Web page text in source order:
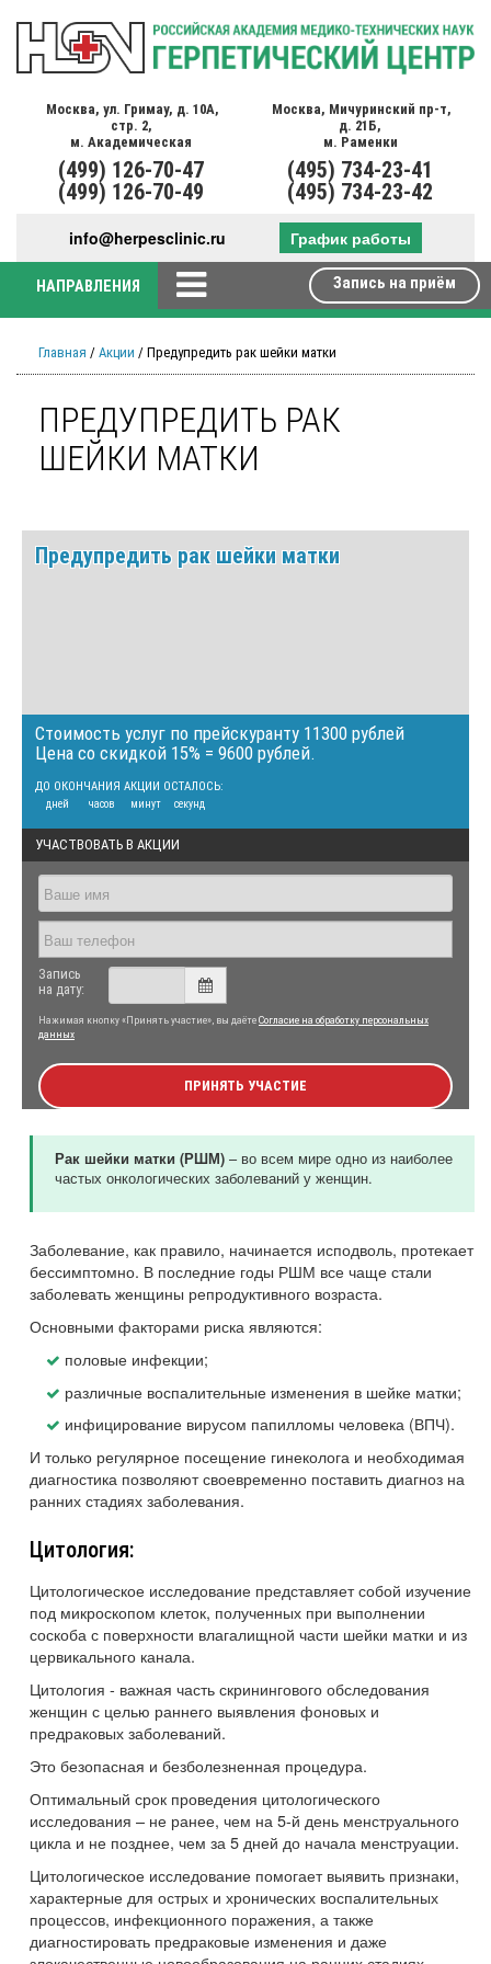
Москва, ул. Гримау, д. 10А,
стр. 2,
м. Академическая
(499) 126-70-47
(499) 126-70-49
Москва, Мичуринский пр-т,
д. 21Б,
м. Раменки
(495) 734-23-41
(495) 734-23-42
info@herpesclinic.ru График работы
НАПРАВЛЕНИЯ Запись на приём
Главная / Акции / Предупредить рак шейки матки
ПРЕДУПРЕДИТЬ РАК
ШЕЙКИ МАТКИ
Предупредить рак шейки матки
Стоимость услуг по прейскуранту 11300 рублей
Цена со скидкой 15% = 9600 рублей.
ДО ОКОНЧАНИЯ АКЦИИ ОСТАЛОСЬ:
дней часов минут секунд
УЧАСТВОВАТЬ В АКЦИИ
Запись
на дату:
Нажимая кнопку «Принять участие», вы даётеСогласие на обработку персональных
данных
ПРИНЯТЬ УЧАСТИЕ
Рак шейки матки (РШМ) – во всем мире одно из наиболее
частых онкологических заболеваний у женщин.
Заболевание, как правило, начинается исподволь, протекает
бессимптомно. В последние годы РШМ все чаще стали
заболевать женщины репродуктивного возраста.
Основными факторами риска являются:
половые инфекции;
различные воспалительные изменения в шейке матки;
инфицирование вирусом папилломы человека (ВПЧ).
И только регулярное посещение гинеколога и необходимая
диагностика позволяют своевременно поставить диагноз на
ранних стадиях заболевания.
Цитология:
Цитологическое исследование представляет собой изучение
под микроскопом клеток, полученных при выполнении
соскоба с поверхности влагалищной части шейки матки и из
цервикального канала.
Цитология - важная часть скринингового обследования
женщин с целью раннего выявления фоновых и
предраковых заболеваний.
Это безопасная и безболезненная процедура.
Оптимальный срок проведения цитологического
исследования – не ранее, чем на 5-й день менструального
цикла и не позднее, чем за 5 дней до начала менструации.
Цитологическое исследование помогает выявить признаки,
характерные для острых и хронических воспалительных
процессов, инфекционного поражения, а также
диагностировать предраковые изменения и даже